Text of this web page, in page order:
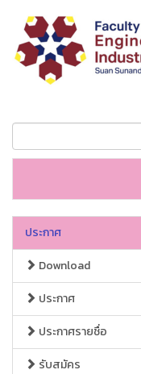
ประกาศ
Download
ประกาศ
ประกาศรายชื่อ
รับสมัคร